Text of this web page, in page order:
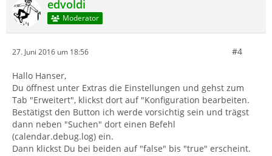
edvoldi
Moderator
27. Juni 2016 um 18:56 #4
Hallo Hanser,
Du öffnest unter Extras die Einstellungen und gehst zum
Tab "Erweitert", klickst dort auf "Konfiguration bearbeiten.
Bestätigst den Button ich werde vorsichtig sein und trägst
dann neben "Suchen" dort einen Befehl
(calendar.debug.log) ein.
Dann klickst Du bei beiden auf "false" bis "true" erscheint.